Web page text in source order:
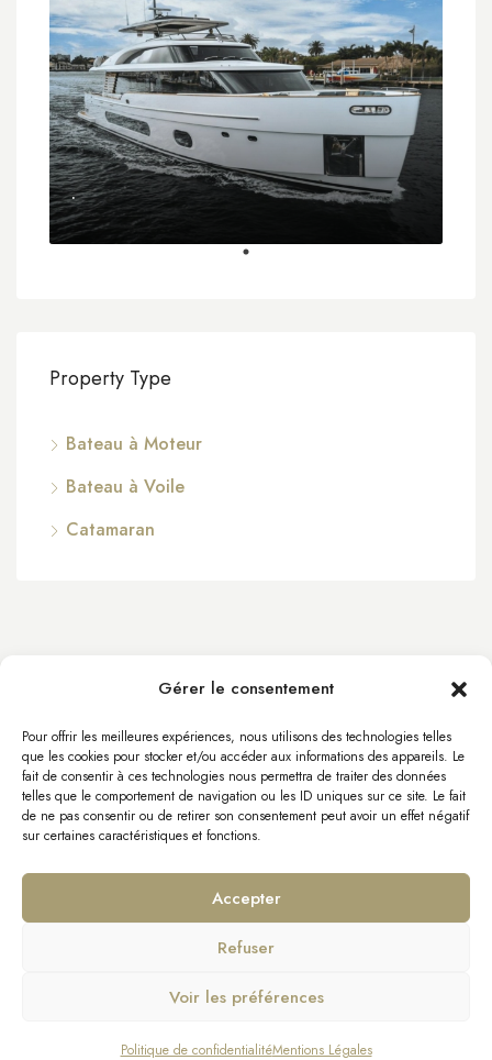
Gérer le consentement
Pour offrir les meilleures expériences, nous utilisons des technologies telles
que les cookies pour stocker et/ou accéder aux informations des appareils. Le
fait de consentir à ces technologies nous permettra de traiter des données
telles que le comportement de navigation ou les ID uniques sur ce site. Le fait
de ne pas consentir ou de retirer son consentement peut avoir un effet négatif
sur certaines caractéristiques et fonctions.
Accepter
Refuser
Voir les préférences
Politique de confidentialitéMentions Légales
.
Property Type
Bateau à Moteur
Bateau à Voile
Catamaran
info@byacht.com
Site Web
Mentions Légales
Politique de confidentialité